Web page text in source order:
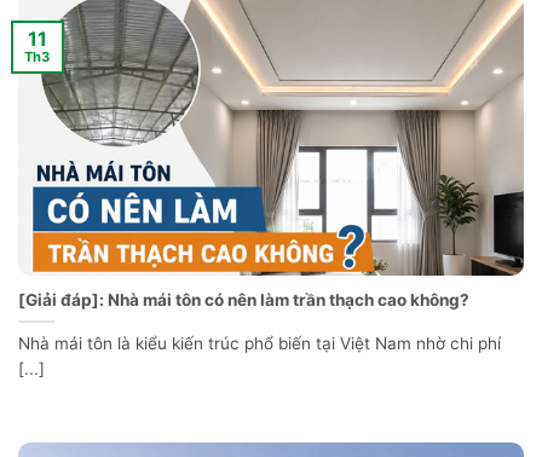
[Giải đáp]: Nhà mái tôn có nên làm trần thạch cao không?
Nhà mái tôn là kiểu kiến trúc phổ biến tại Việt Nam nhờ chi phí
[...]
11
Th3